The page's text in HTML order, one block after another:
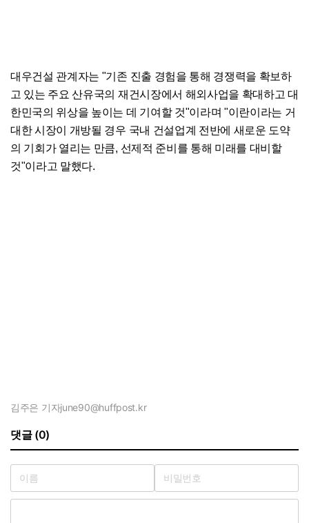
대우건설 관계자는 "기존 진출 경험을 통해 경쟁력을 확보하
고 있는 주요 산유국의 재건시장에서 해외사업을 확대하고 대
한민국의 위상을 높이는 데 기여할 것"이라며 "이란이라는 거
대한 시장이 개방될 경우 국내 건설업계 전반에 새로운 도약
의 기회가 열리는 만큼, 선제적 준비를 통해 미래를 대비할
것"이라고 말했다.
김주은 기자june90@huffpost.kr
댓글 (0)